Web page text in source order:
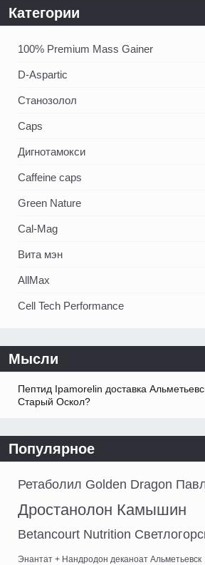
Категории
100% Premium Mass Gainer
D-Aspartic
Станозолол
Caps
Дигнотамокси
Caffeine caps
Green Nature
Cal-Mag
Вита мэн
AllMax
Cell Tech Performance
Мысли
Пептид Ipamorelin доставка
Старый Оскол?
Популярное
Ретаболил Golden Dragon
Дростанолон Камышин
Betancourt Nutrition
Энантат + Нандродон деканоат Альметьевск